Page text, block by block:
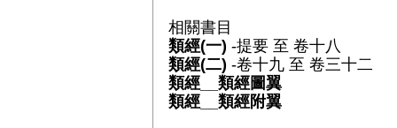
相關書目
類經(一) -提要 至 卷十八
類經(二) -卷十九 至 卷三十二
類經__類經圖翼
類經__類經附翼